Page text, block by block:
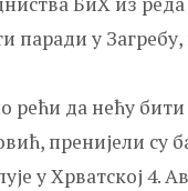
паради у
да нећу бити
пренијели су
Хрватској 4.